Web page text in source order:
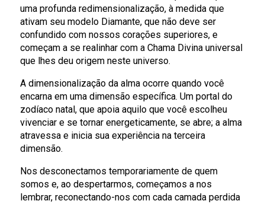
uma profunda redimensionalização, à medida que
ativam seu modelo Diamante, que não deve ser
confundido com nossos corações superiores, e
começam a se realinhar com a Chama Divina universal
que lhes deu origem neste universo.
A dimensionalização da alma ocorre quando você
encarna em uma dimensão específica. Um portal do
zodíaco natal, que apoia aquilo que você escolheu
vivenciar e se tornar energeticamente, se abre; a alma
atravessa e inicia sua experiência na terceira
dimensão.
Nos desconectamos temporariamente de quem
somos e, ao despertarmos, começamos a nos
lembrar, reconectando-nos com cada camada perdida